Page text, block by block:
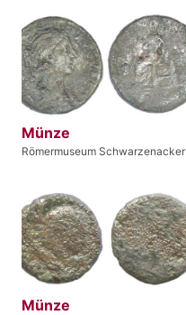
Münze
Römermuseum Schwarzenacker
Münze